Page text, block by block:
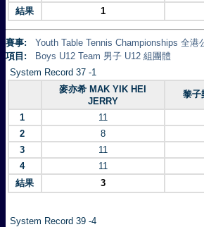
結果
1
賽事:
Youth Table Tennis Championships 全
項目:
Boys U12 Team 男子 U12 組團體
System Record 37 -1
麥亦希 MAK YIK HEI
JERRY
黎子
1 11
2
8
3
11
4
11
結果
3
System Record 39 -4